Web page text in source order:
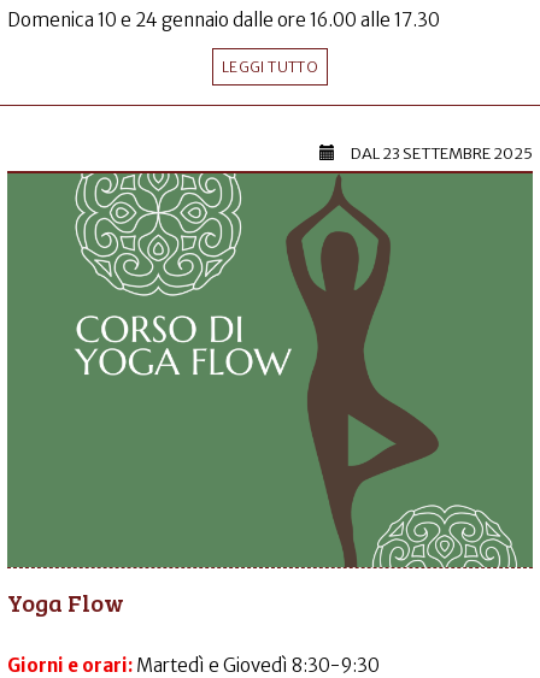
Domenica 10 e 24 gennaio dalle ore 16.00 alle 17.30
LEGGI TUTTO
DAL23 SETTEMBRE 2025
Yoga Flow
Giorni e orari: Martedì e Giovedì 8:30-9:30